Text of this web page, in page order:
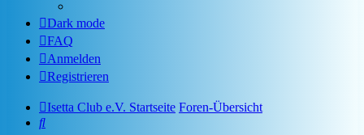
Dark mode
FAQ
Anmelden
Registrieren
Isetta Club e.V. Startseite Foren-Übersicht
Suche